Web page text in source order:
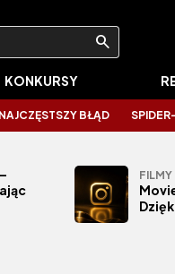
KONKURSY
BŁĄD SPIDER-MAN
FILMY